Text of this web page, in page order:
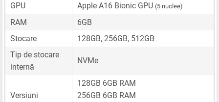
GPU
Apple A16 Bionic GPU (5 nuclee)
RAM
6GB
Stocare
128GB, 256GB, 512GB
Tip de stocare
internă
NVMe
Versiuni
128GB 6GB RAM
256GB 6GB RAM